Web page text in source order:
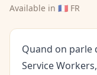
Available in 🇫🇷 FR
Quand on parle
Service